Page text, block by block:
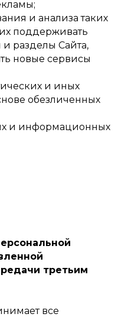
и анализа таких
поддерживать
разделы Сайта,
новые сервисы
и иных
обезличенных
и информационных
третьим
все